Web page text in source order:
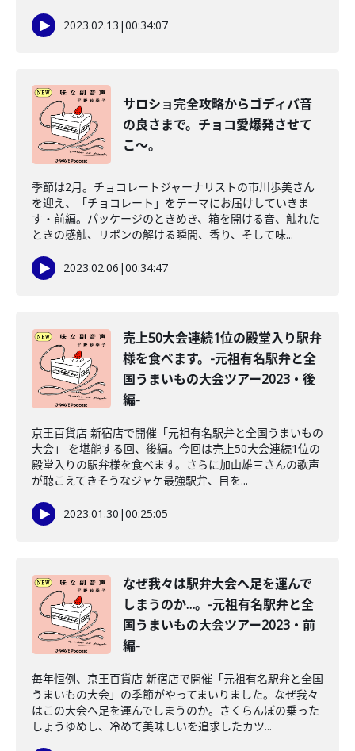
2023.02.13 |00:34:07
サロショ完全攻略からゴディバ音
の良さまで。チョコ愛爆発させて
こ～。
季節は2月。チョコレートジャーナリストの市川歩美さん
を迎え、「チョコレート」をテーマにお届けしていきま
す・前編。パッケージのときめき、箱を開ける音、触れた
ときの感触、リボンの解ける瞬間、香り、そして味...
2023.02.06 |00:34:47
売上50大会連続1位の殿堂入り駅弁
様を食べます。-元祖有名駅弁と全
国うまいもの大会ツアー2023・後
編-
京王百貨店 新宿店で開催「元祖有名駅弁と全国うまいもの
大会」 を堪能する回、後編。今回は売上50大会連続1位の
殿堂入りの駅弁様を食べます。さらに加山雄三さんの歌声
が聴こえてきそうなジャケ最強駅弁、目を...
2023.01.30 |00:25:05
なぜ我々は駅弁大会へ足を運んで
しまうのか…。-元祖有名駅弁と全
国うまいもの大会ツアー2023・前
編-
毎年恒例、京王百貨店 新宿店で開催「元祖有名駅弁と全国
うまいもの大会」の季節がやってまいりました。なぜ我々
はこの大会へ足を運んでしまうのか。さくらんぼの乗った
しょうゆめし、冷めて美味しいを追求したカツ...